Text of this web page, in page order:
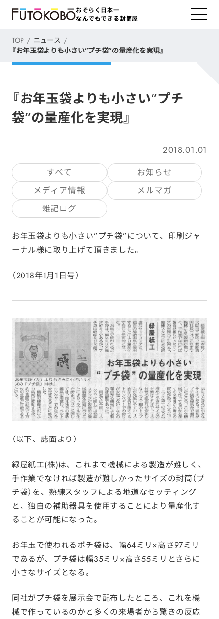
おそらく日本一
なんでもできる封筒屋
TOP
ニュース
『お年玉袋よりも小さい”プチ袋”の量産化を実現』
『お年玉袋よりも小さい”プチ
袋”の量産化を実現』
2018.01.01
すべて
お知らせ
メディア情報
メルマガ
雑記ログ
お年玉袋よりも小さい”プチ袋”について、印刷ジャ
ーナル様に取り上げて頂きました。
（2018年1月1日号）
（以下、誌面より）
緑屋紙工(株)は、これまで機械による製造が難しく、
手作業でなければ製造が難しかったサイズの封筒（プ
チ袋）を、熟練スタッフによる地道なセッティング
と、独自の補助器具を使用することにより量産化す
ることが可能になった。
お年玉で使われるポチ袋は、幅64ミリ×高さ97ミリ
であるが、プチ袋は幅35ミリ×高さ55ミリとさらに
小さなサイズとなる。
同社がプチ袋を展示会で配布したところ、これを機
械で作っているのかと多くの来場者から驚きの反応